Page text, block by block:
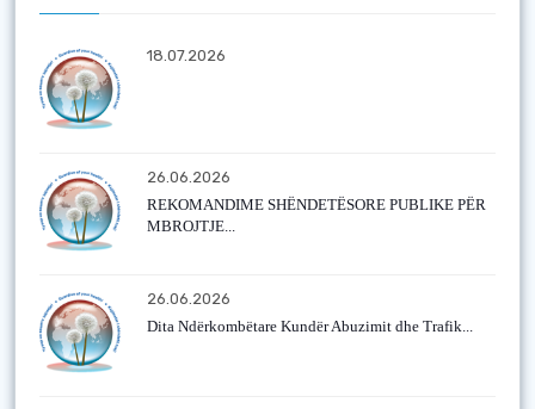
18.07.2026
26.06.2026
REKOMANDIME SHËNDETËSORE PUBLIKE PËR
MBROJTJE...
26.06.2026
Dita Ndërkombëtare Kundër Abuzimit dhe Trafik...